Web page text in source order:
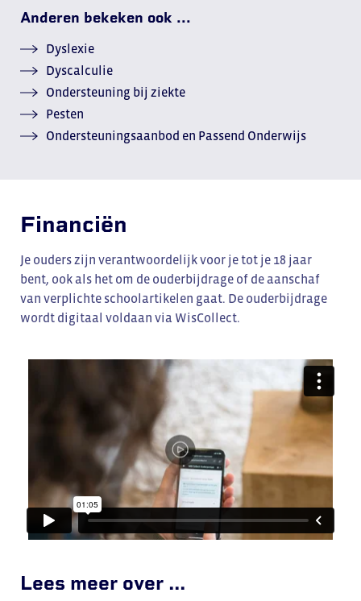
Anderen bekeken ook ...
Dyslexie
Dyscalculie
Ondersteuning bij ziekte
Pesten
Ondersteuningsaanbod en Passend Onderwijs
Financiën
Je ouders zijn verantwoordelijk voor je tot je 18 jaar
bent, ook als het om de ouderbijdrage of de aanschaf
van verplichte schoolartikelen gaat. De ouderbijdrage
wordt digitaal voldaan via WisCollect.
Lees meer over ...